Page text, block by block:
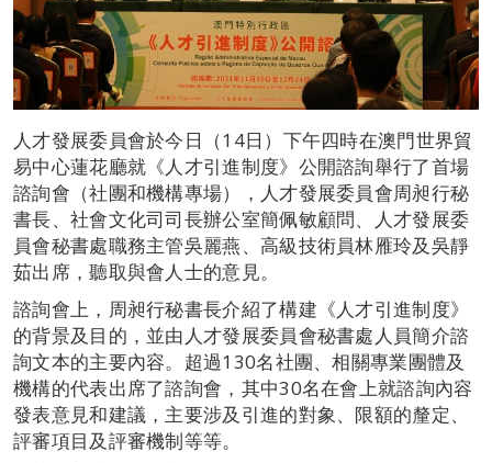
人才發展委員會於今日（14日）下午四時在澳門世界貿
易中心蓮花廳就《人才引進制度》公開諮詢舉行了首場
諮詢會（社團和機構專場），人才發展委員會周昶行秘
書長、社會文化司司長辦公室簡佩敏顧問、人才發展委
員會秘書處職務主管吳麗燕、高級技術員林雁玲及吳靜
茹出席，聽取與會人士的意見。
諮詢會上，周昶行秘書長介紹了構建《人才引進制度》
的背景及目的，並由人才發展委員會秘書處人員簡介諮
詢文本的主要內容。超過130名社團、相關專業團體及
機構的代表出席了諮詢會，其中30名在會上就諮詢內容
發表意見和建議，主要涉及引進的對象、限額的釐定、
評審項目及評審機制等等。